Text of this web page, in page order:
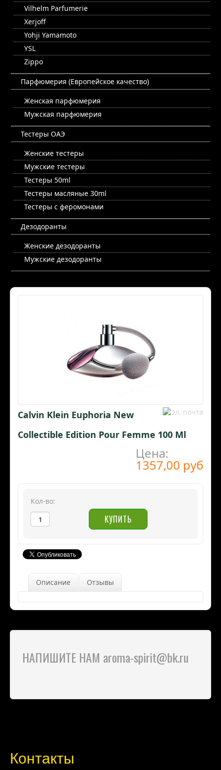
Vilhelm Parfumerie
Xerjoff
Yohji Yamamoto
YSL
Zippo
Парфюмерия (Европейское качество)
Женская парфюмерия
Мужская парфюмерия
Тестеры ОАЭ
Женские тестеры
Мужские тестеры
Тестеры 50ml
Тестеры масляные 30ml
Тестеры с феромонами
Дезодоранты
Женские дезодоранты
Мужские дезодоранты
Calvin Klein Euphoria New
Collectible Edition Pour Femme 100 Ml
Цена:
1357,00 руб
Кол-во:
Описание Отзывы
НАПИШИТЕ НАМ aroma-spirit@bk.ru
Контакты